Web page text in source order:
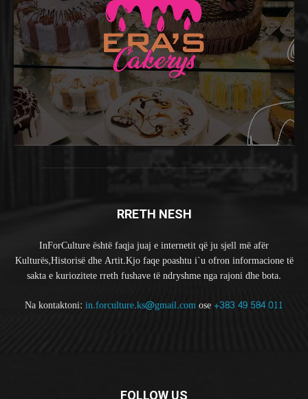
RRETH NESH
InForCulture është faqja juaj e internetit që ju sjell më afër
Kulturës,Historisë dhe Artit.Kjo faqe poashtu i`u ofron informacione të
sakta e kuriozitete rreth fushave të ndryshme nga rajoni dhe bota.
Na kontaktoni: in.forculture.ks@gmail.comose+383 49 584 011
FOLLOW US